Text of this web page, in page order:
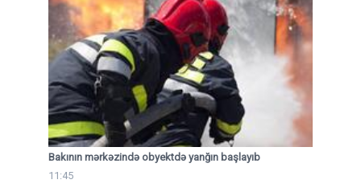
Bakının mərkəzində obyektdə yanğın başlayıb
11:45